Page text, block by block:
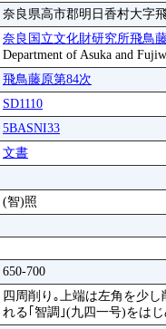
奈良県高市郡明日香村大字
奈良国立文化財研究所飛鳥
Department of Asuka and
飛鳥藤原第84次
SD1110
5BASNI33
文書
(智)照
650-700
四周削り｡上端は左角を少
れる｢智調｣(九四一号)をは